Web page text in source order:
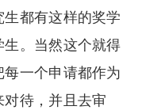
都有这样的奖学
。当然这个就得
一个申请都作为
待，并且去审